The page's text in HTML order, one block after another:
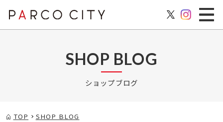
SHOP BLOG
ショップブログ
TOP
SHOP BLOG